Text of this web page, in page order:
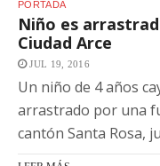
PORTADA
Niño es
Ciudad Arce
JUL 19, 2016
Un niño de 4 años
arrastrado por una
cantón Santa Rosa,